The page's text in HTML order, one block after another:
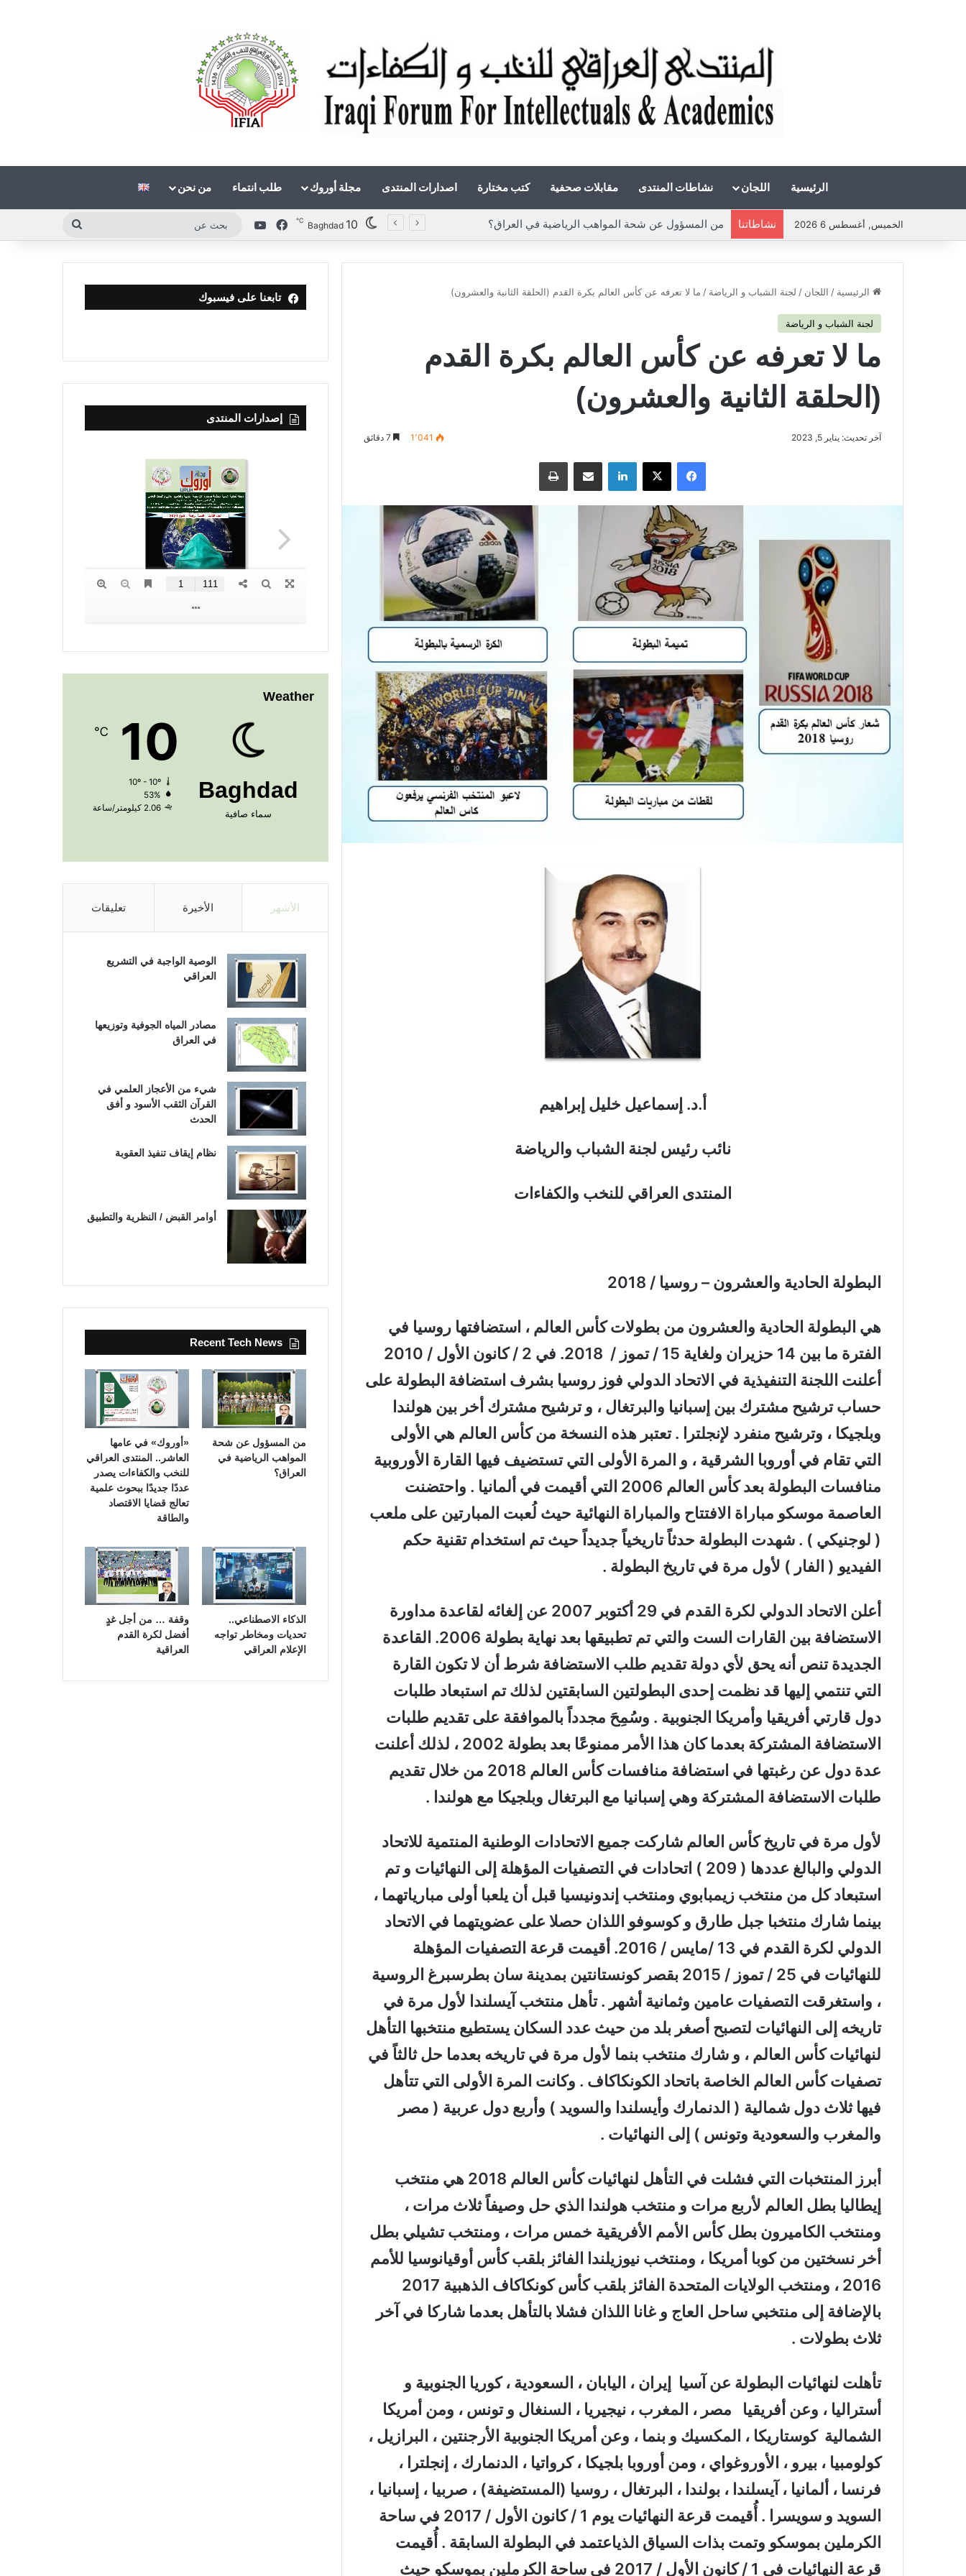
الرئيسية اللجان نشاطات المنتدى مقابلات صحفية كتب مختارة اصدارات المنتدى مجلة أوروك طلب انتماء من نحن
الخميس, أغسطس 6 2026 نشاطاتنا من المسؤول عن شحة المواهب الرياضية في العراق؟ Baghdad 10
℃ فيسبوك‫YouTube
الرئيسية / اللجان / لجنة الشباب و الرياضة / ما لا تعرفه عن كأس العالم بكرة القدم (الحلقة الثانية والعشرون)
لجنة الشباب و الرياضة
ما لا تعرفه عن كأس العالم بكرة القدم
(الحلقة الثانية والعشرون)
آخر تحديث: يناير 5, 2023 1٬041
فيسبوك لينكدإن
أ.د. إسماعيل خليل إبراهيم
نائب رئيس لجنة الشباب والرياضة
المنتدى العراقي للنخب والكفاءات
البطولة الحادية والعشرون – روسيا / 2018
هي البطولة الحادية والعشرون من بطولات كأس العالم ، استضافتها روسيا في
الفترة ما بين 14 حزيران ولغاية 15 / تموز / 2018. في 2 / كانون الأول / 2010
أعلنت اللجنة التنفيذية في الاتحاد الدولي فوز روسيا بشرف استضافة البطولة على
حساب ترشيح مشترك بين إسبانيا والبرتغال ، و ترشيح مشترك أخر بين هولندا
وبلجيكا ، وترشيح منفرد لإنجلترا . تعتبر هذه النسخة من كأس العالم هي الأولى
التي تقام في أوروبا الشرقية ، و المرة الأولى التي تستضيف فيها القارة الأوروبية
منافسات البطولة بعد كأس العالم 2006 التي أقيمت في ألمانيا . واحتضنت
العاصمة موسكو مباراة الافتتاح والمباراة النهائية حيث لُعبت المبارتين على ملعب
( لوجنيكي ) . شهدت البطولة حدثاً تاريخياً جديداً حيث تم استخدام تقنية حكم
الفيديو ( الفار ) لأول مرة في تاريخ البطولة .
أعلن الاتحاد الدولي لكرة القدم في 29 أكتوبر 2007 عن إلغائه لقاعدة مداورة
الاستضافة بين القارات الست والتي تم تطبيقها بعد نهاية بطولة 2006. القاعدة
الجديدة تنص أنه يحق لأي دولة تقديم طلب الاستضافة شرط أن لا تكون القارة
التي تنتمي إليها قد نظمت إحدى البطولتين السابقتين لذلك تم استبعاد طلبات
دول قارتي أفريقيا وأمريكا الجنوبية . وسُمِحَ مجدداً بالموافقة على تقديم طلبات
الاستضافة المشتركة بعدما كان هذا الأمر ممنوعًا بعد بطولة 2002 ، لذلك أعلنت
عدة دول عن رغبتها في استضافة منافسات كأس العالم 2018 من خلال تقديم
طلبات الاستضافة المشتركة وهي إسبانيا مع البرتغال وبلجيكا مع هولندا .
لأول مرة في تاريخ كأس العالم شاركت جميع الاتحادات الوطنية المنتمية للاتحاد
الدولي والبالغ عددها ( 209 ) اتحادات في التصفيات المؤهلة إلى النهائيات و تم
استبعاد كل من منتخب زيمبابوي ومنتخب إندونيسيا قبل أن يلعبا أولى مبارياتهما ،
بينما شارك منتخبا جبل طارق و كوسوفو اللذان حصلا على عضويتهما في الاتحاد
الدولي لكرة القدم في 13 /مايس / 2016. أقيمت قرعة التصفيات المؤهلة
للنهائيات في 25 / تموز / 2015 بقصر كونستانتين بمدينة سان بطرسبرغ الروسية
، واستغرقت التصفيات عامين وثمانية أشهر . تأهل منتخب آيسلندا لأول مرة في
تاريخه إلى النهائيات لتصبح أصغر بلد من حيث عدد السكان يستطيع منتخبها التأهل
لنهائيات كأس العالم ، و شارك منتخب بنما لأول مرة في تاريخه بعدما حل ثالثاً في
تصفيات كأس العالم الخاصة باتحاد الكونكاكاف . وكانت المرة الأولى التي تتأهل
فيها ثلاث دول شمالية ( الدنمارك وأيسلندا والسويد ) وأربع دول عربية ( مصر
والمغرب والسعودية وتونس ) إلى النهائيات .
أبرز المنتخبات التي فشلت في التأهل لنهائيات كأس العالم 2018 هي منتخب
إيطاليا بطل العالم لأربع مرات و منتخب هولندا الذي حل وصيفاً ثلاث مرات ،
ومنتخب الكاميرون بطل كأس الأمم الأفريقية خمس مرات ، ومنتخب تشيلي بطل
أخر نسختين من كوبا أمريكا ، ومنتخب نيوزيلندا الفائز بلقب كأس أوقيانوسيا للأمم
2016 ، ومنتخب الولايات المتحدة الفائز بلقب كأس كونكاكاف الذهبية 2017
بالإضافة إلى منتخبي ساحل العاج و غانا اللذان فشلا بالتأهل بعدما شاركا في آخر
ثلاث بطولات .
تأهلت لنهائيات البطولة عن آسيا إيران ، اليابان ، السعودية ، كوريا الجنوبية و
أستراليا ، وعن أفريقيا مصر ، المغرب ، نيجيريا ، السنغال و تونس ، ومن أمريكا
الشمالية كوستاريكا ، المكسيك و بنما ، وعن أمريكا الجنوبية الأرجنتين ، البرازيل ،
كولومبيا ، بيرو ، الأوروغواي ، ومن أوروبا بلجيكا ، كرواتيا ، الدنمارك ، إنجلترا ،
فرنسا ، ألمانيا ، آيسلندا ، بولندا ، البرتغال ، روسيا (المستضيفة) ، صربيا ، إسبانيا ،
السويد و سويسرا . أُقيمت قرعة النهائيات يوم 1 / كانون الأول / 2017 في ساحة
الكرملين بموسكو وتمت بذات السياق الذياعتمد في البطولة السابقة . أُقيمت
قرعة النهائيات في 1 / كانون الأول / 2017 في ساحة الكرملين بموسكو حيث
تابعنا على فيسبوك
إصدارات المنتدى
Weather
Baghdad
سماء صافية
10
℃
10º - 10º
53%
2.06 كيلومتر/ساعة
الأشهر الأخيرة تعليقات
الوصية الواجبة في التشريع
العراقي
مصادر المياه الجوفية وتوزيعها
في العراق
شيء من الأعجاز العلمي في
القرآن الثقب الأسود و أفق
الحدث
نظام إيقاف تنفيذ العقوبة
أوامر القبض / النظرية والتطبيق
Recent Tech News
من المسؤول عن شحة
المواهب الرياضية في
العراق؟
«أوروك» في عامها
العاشر.. المنتدى العراقي
للنخب والكفاءات يصدر
عددًا جديدًا ببحوث علمية
تعالج قضايا الاقتصاد
والطاقة
الذكاء الاصطناعي..
تحديات ومخاطر تواجه
الإعلام العراقي
وقفة … من أجل غدٍ
أفضل لكرة القدم
العراقية